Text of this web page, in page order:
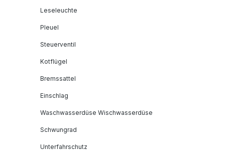
Leseleuchte
Pleuel
Steuerventil
Kotflügel
Bremssattel
Einschlag
Waschwasserdüse Wischwasserdüse
Schwungrad
Unterfahrschutz